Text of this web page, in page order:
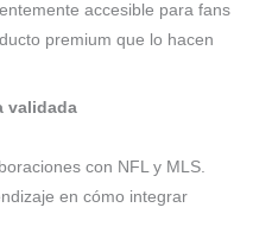
accesible para fans
premium que lo hacen
validada
con NFL y MLS.
en cómo integrar